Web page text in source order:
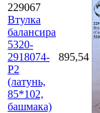
229067
Втулка
балансира
5320-
2918074-
Р2
(латунь,
85*102,
башмака)
895,54